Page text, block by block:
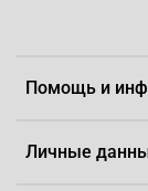
Помощь и
Личные